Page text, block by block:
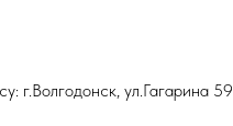
ул.Гагарина